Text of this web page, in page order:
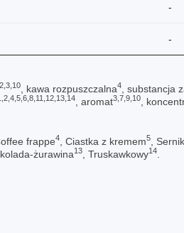
-
-
2,3,10 , kawa rozpuszczalna4
, substancja
, aromat3,7,9,10 ,
frappe4 , Ciastka z kremem5 ,
żurawina13 , Truskawkowy14